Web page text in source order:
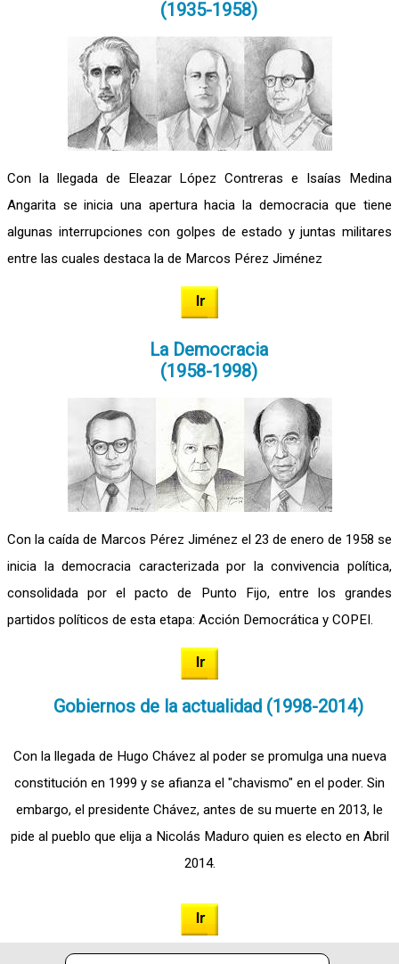
(1935-1958)
Con la llegada de Eleazar López Contreras e Isaías Medina
Angarita se inicia una apertura hacia la democracia que tiene
algunas interrupciones con golpes de estado y juntas militares
entre las cuales destaca la de Marcos Pérez Jiménez
La Democracia
(1958-1998)
Con la caída de Marcos Pérez Jiménez el 23 de enero de 1958 se
inicia la democracia caracterizada por la convivencia política,
consolidada por el pacto de Punto Fijo, entre los grandes
partidos políticos de esta etapa: Acción Democrática y COPEI.
Gobiernos de la actualidad (1998-2014)
Con la llegada de Hugo Chávez al poder se promulga una nueva
constitución en 1999 y se afianza el "chavismo" en el poder. Sin
embargo, el presidente Chávez, antes de su muerte en 2013, le
pide al pueblo que elija a Nicolás Maduro quien es electo en Abril
2014.